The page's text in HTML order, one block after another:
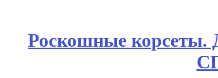
Роскошные корсеты.